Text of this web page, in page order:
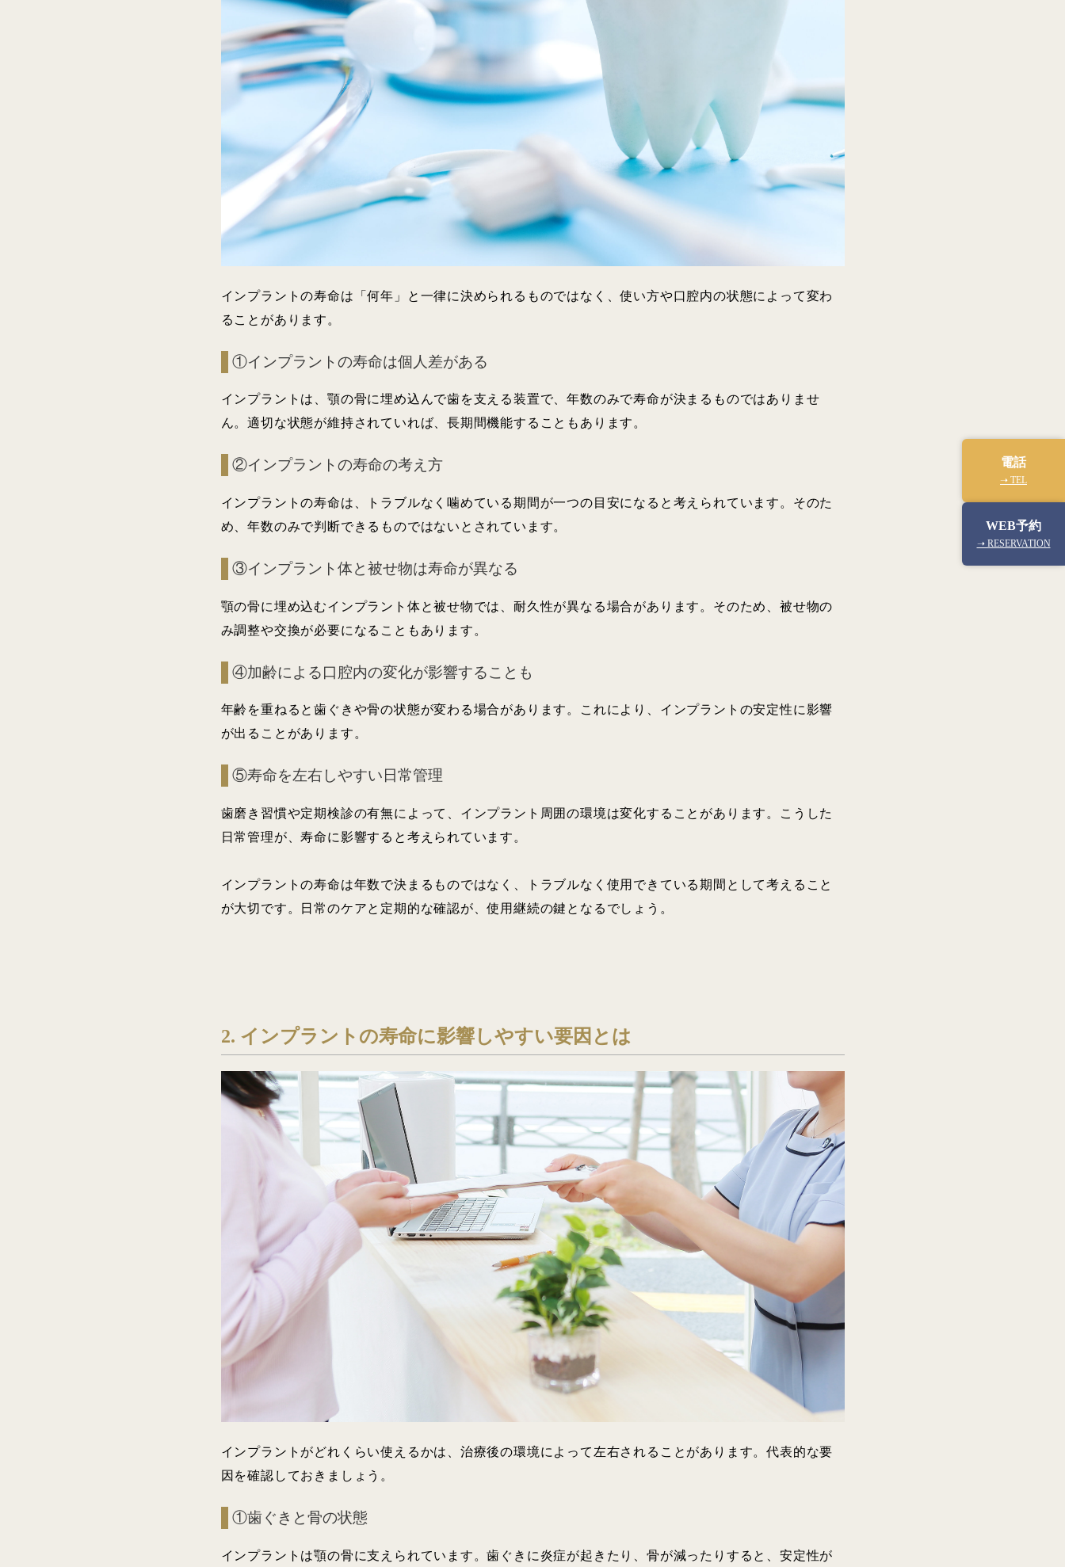
インプラントの寿命は「何年」と一律に決められるものではなく、使い方や口腔内の状態によって変わ
ることがあります。
①インプラントの寿命は個人差がある
インプラントは、顎の骨に埋め込んで歯を支える装置で、年数のみで寿命が決まるものではありませ
ん。適切な状態が維持されていれば、長期間機能することもあります。
②インプラントの寿命の考え方
インプラントの寿命は、トラブルなく噛めている期間が一つの目安になると考えられています。そのた
め、年数のみで判断できるものではないとされています。
③インプラント体と被せ物は寿命が異なる
顎の骨に埋め込むインプラント体と被せ物では、耐久性が異なる場合があります。そのため、被せ物の
み調整や交換が必要になることもあります。
④加齢による口腔内の変化が影響することも
年齢を重ねると歯ぐきや骨の状態が変わる場合があります。これにより、インプラントの安定性に影響
が出ることがあります。
⑤寿命を左右しやすい日常管理
歯磨き習慣や定期検診の有無によって、インプラント周囲の環境は変化することがあります。こうした
日常管理が、寿命に影響すると考えられています。
インプラントの寿命は年数で決まるものではなく、トラブルなく使用できている期間として考えること
が大切です。日常のケアと定期的な確認が、使用継続の鍵となるでしょう。
2. インプラントの寿命に影響しやすい要因とは
インプラントがどれくらい使えるかは、治療後の環境によって左右されることがあります。代表的な要
因を確認しておきましょう。
①歯ぐきと骨の状態
インプラントは顎の骨に支えられています。歯ぐきに炎症が起きたり、骨が減ったりすると、安定性が
電話
➝ TEL
WEB予約
➝ RESERVATION